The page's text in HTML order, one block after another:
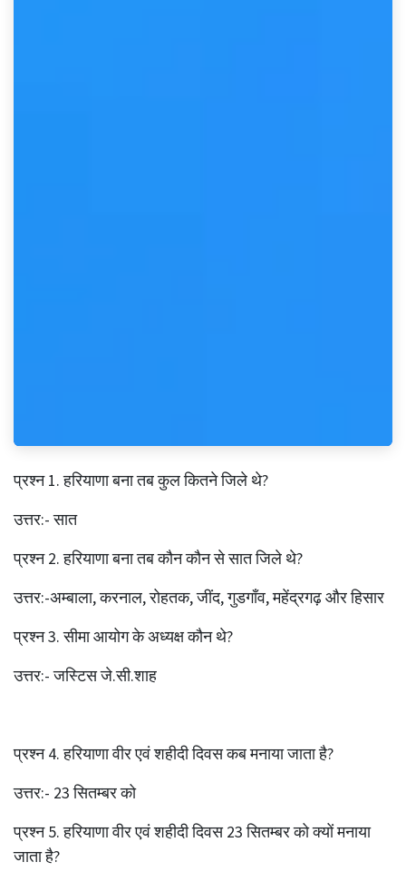
प्रश्‍न 1. हरियाणा बना तब कुल कितने जिले थे?
उत्तर:- सात
प्रश्‍न 2. हरियाणा बना तब कौन कौन से सात जिले थे?
उत्तर:-अम्बाला, करनाल, रोहतक, जींद, गुडगाँव, महेंद्रगढ़ और हिसार
प्रश्‍न 3. सीमा आयोग के अध्यक्ष कौन थे?
उत्तर:- जस्टिस जे.सी.शाह
प्रश्‍न 4. हरियाणा वीर एवं शहीदी दिवस कब मनाया जाता है?
उत्तर:- 23 सितम्बर को
प्रश्‍न 5. हरियाणा वीर एवं शहीदी दिवस 23 सितम्बर को क्यों मनाया
जाता है?